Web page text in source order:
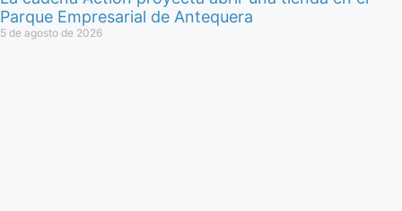
Parque Empresarial de Antequera
5 de agosto de 2026